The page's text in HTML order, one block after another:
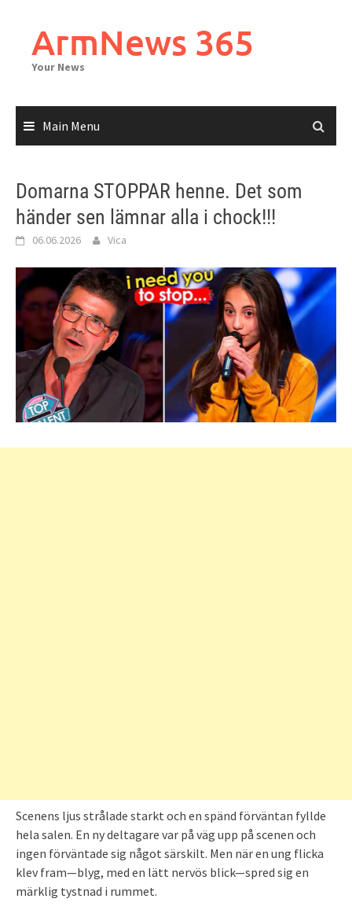
contentArmNews 365
Your News
Main Menu
Domarna STOPPAR henne. Det som
händer sen lämnar alla i chock!!!
06.06.2026 Vica
Scenens ljus strålade starkt och en spänd förväntan fyllde
hela salen. En ny deltagare var på väg upp på scenen och
ingen förväntade sig något särskilt. Men när en ung flicka
klev fram—blyg, med en lätt nervös blick—spred sig en
märklig tystnad i rummet.